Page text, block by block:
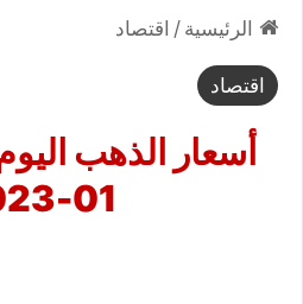
الرئيسية / اقتصاد
اقتصاد
01-2023